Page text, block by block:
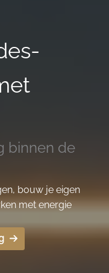
binnen de
bouw je eigen
met energie